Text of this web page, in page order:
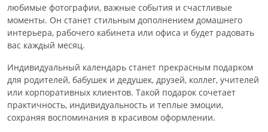
любимые фотографии, важные события и счастливые
моменты. Он станет стильным дополнением домашнего
интерьера, рабочего кабинета или офиса и будет радовать
вас каждый месяц.
Индивидуальный календарь станет прекрасным подарком
для родителей, бабушек и дедушек, друзей, коллег, учителей
или корпоративных клиентов. Такой подарок сочетает
практичность, индивидуальность и теплые эмоции,
сохраняя воспоминания в красивом оформлении.